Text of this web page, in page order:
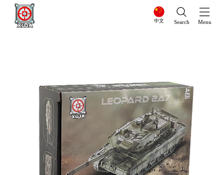
中文 Search Menu